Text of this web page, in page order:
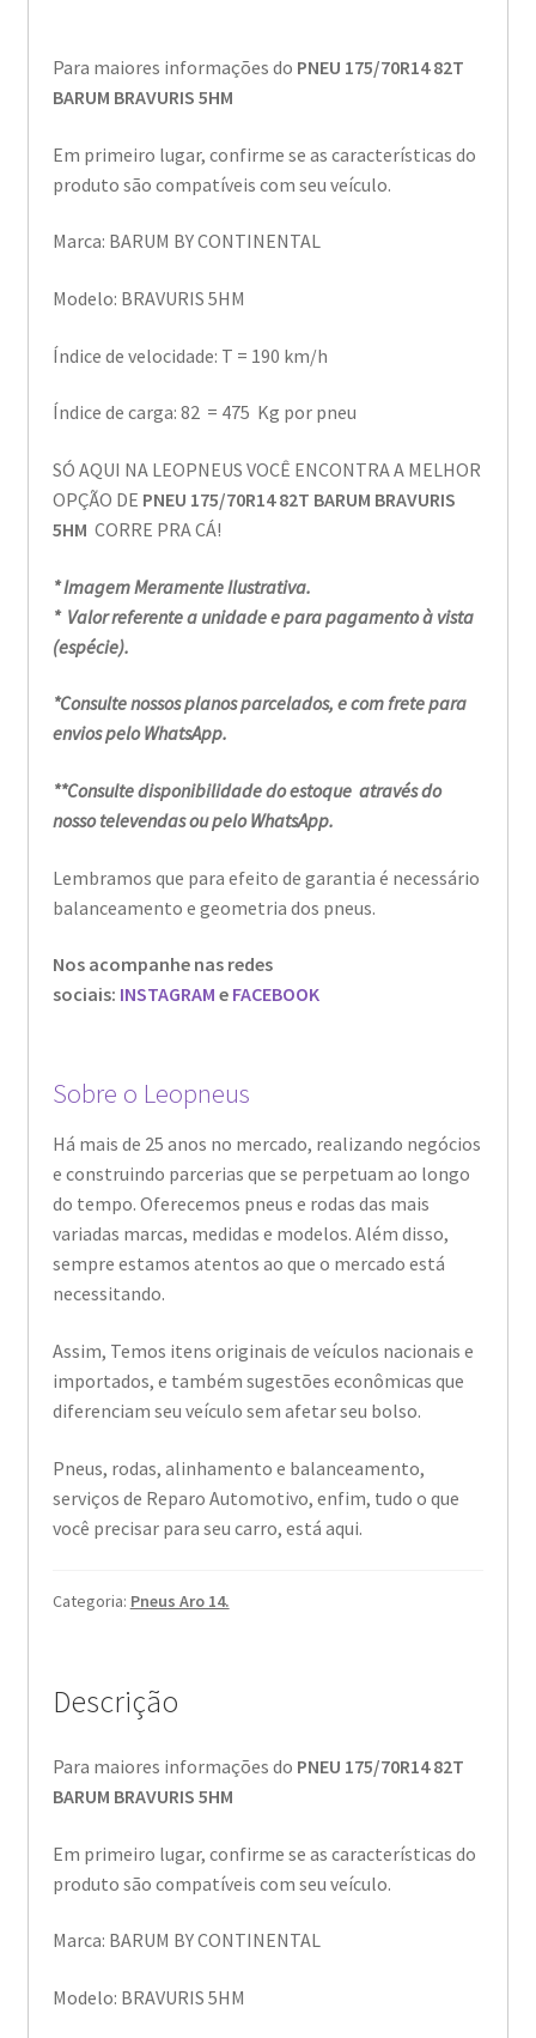
Para maiores informações do PNEU 175/70R14 82T
BARUM BRAVURIS 5HM
Em primeiro lugar, confirme se as características do
produto são compatíveis com seu veículo.
Marca: BARUM BY CONTINENTAL
Modelo: BRAVURIS 5HM
Índice de velocidade: T = 190 km/h
Índice de carga: 82 = 475 Kg por pneu
SÓ AQUI NA LEOPNEUS VOCÊ ENCONTRA A MELHOR
OPÇÃO DE PNEU 175/70R14 82T BARUM BRAVURIS
5HM CORRE PRA CÁ!
* Imagem Meramente Ilustrativa.
* Valor referente a unidade e para pagamento à vista
(espécie).
*Consulte nossos planos parcelados, e com frete para
envios pelo WhatsApp.
**Consulte disponibilidade do estoque através do
nosso televendas ou pelo WhatsApp.
Lembramos que para efeito de garantia é necessário
balanceamento e geometria dos pneus.
Nos acompanhe nas redes
sociais: INSTAGRAM e FACEBOOK
Sobre o Leopneus
Há mais de 25 anos no mercado, realizando negócios
e construindo parcerias que se perpetuam ao longo
do tempo. Oferecemos pneus e rodas das mais
variadas marcas, medidas e modelos. Além disso,
sempre estamos atentos ao que o mercado está
necessitando.
Assim, Temos itens originais de veículos nacionais e
importados, e também sugestões econômicas que
diferenciam seu veículo sem afetar seu bolso.
Pneus, rodas, alinhamento e balanceamento,
serviços de Reparo Automotivo, enfim, tudo o que
você precisar para seu carro, está aqui.
Categoria: Pneus Aro 14.
Descrição
Para maiores informações do PNEU 175/70R14 82T
BARUM BRAVURIS 5HM
Em primeiro lugar, confirme se as características do
produto são compatíveis com seu veículo.
Marca: BARUM BY CONTINENTAL
Modelo: BRAVURIS 5HM